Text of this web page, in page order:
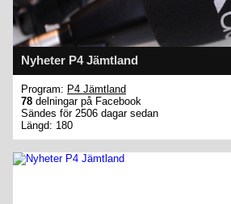
Nyheter P4 Jämtland
Program: P4 Jämtland
78 delningar på Facebook
Sändes för 2506 dagar sedan
Längd: 180